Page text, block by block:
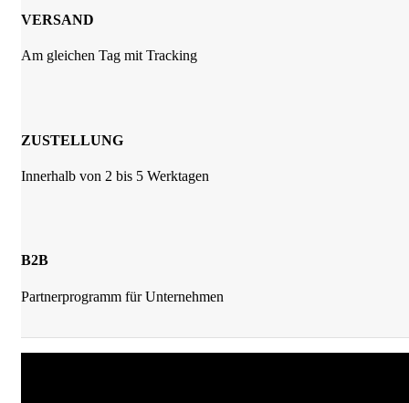
VERSAND
Am gleichen Tag mit Tracking
ZUSTELLUNG
Innerhalb von 2 bis 5 Werktagen
B2B
Partnerprogramm für Unternehmen